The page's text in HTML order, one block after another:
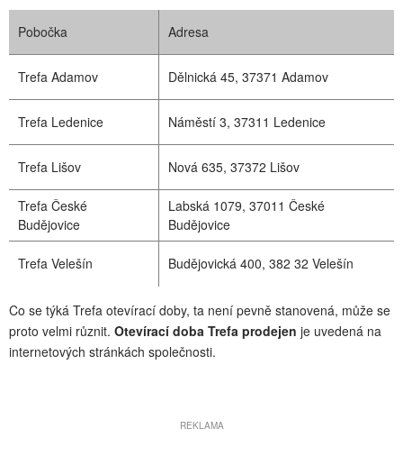
Pobočka Adresa
Trefa Adamov Dělnická 45, 37371 Adamov
Trefa Ledenice Náměstí 3, 37311 Ledenice
Trefa Lišov Nová 635, 37372 Lišov
Trefa České
Budějovice
Labská 1079, 37011 České
Budějovice
Trefa Velešín Budějovická 400, 382 32 Velešín
Co se týká Trefa otevírací doby, ta není pevně stanovená, může se
proto velmi různit. Otevírací doba Trefa prodejen je uvedená na
internetových stránkách společnosti.
REKLAMA